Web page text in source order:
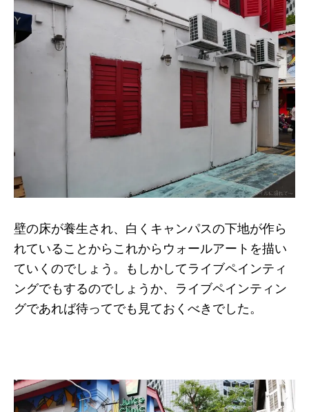
壁の床が養生され、白くキャンパスの下地が作ら
れていることからこれからウォールアートを描い
ていくのでしょう。もしかしてライブペインティ
ングでもするのでしょうか、ライブペインティン
グであれば待ってでも見ておくべきでした。